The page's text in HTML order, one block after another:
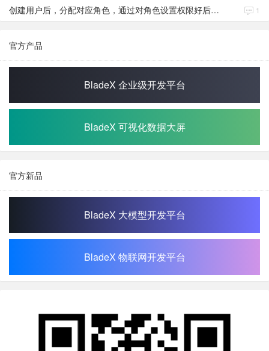
创建用户后，分配对应角色，通过对角色设置权限好后，登录当前用户后。查看不到当前已分配对应角色权限数据 1
官方产品
BladeX 企业级开发平台
BladeX 可视化数据大屏
官方新品
BladeX 大模型开发平台
BladeX 物联网开发平台